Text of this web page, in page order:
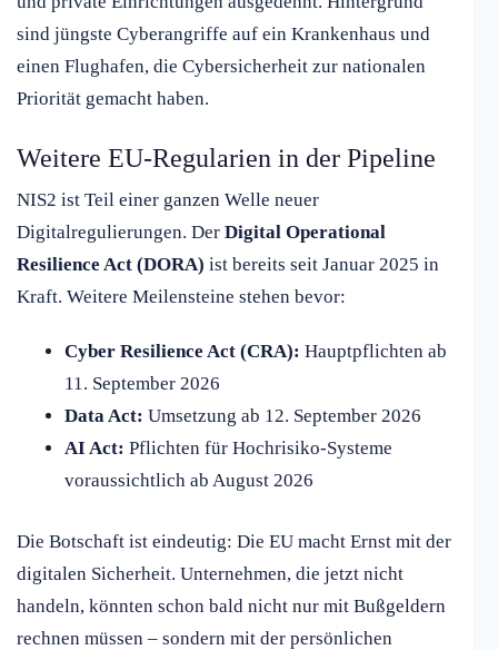
sind jüngste Cyberangriffe auf ein Krankenhaus und
einen Flughafen, die Cybersicherheit zur nationalen
Priorität gemacht haben.
Weitere EU-Regularien in der Pipeline
NIS2 ist Teil einer ganzen Welle neuer
Digitalregulierungen. Der Digital Operational
Resilience Act (DORA) ist bereits seit Januar 2025 in
Kraft. Weitere Meilensteine stehen bevor:
Cyber Resilience Act (CRA): Hauptpflichten ab
11. September 2026
Data Act: Umsetzung ab 12. September 2026
AI Act: Pflichten für Hochrisiko-Systeme
voraussichtlich ab August 2026
Die Botschaft ist eindeutig: Die EU macht Ernst mit der
digitalen Sicherheit. Unternehmen, die jetzt nicht
handeln, könnten schon bald nicht nur mit Bußgeldern
rechnen müssen – sondern mit der persönlichen